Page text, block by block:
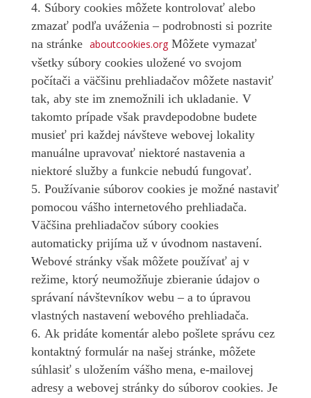
Súbory cookies môžete kontrolovať alebo
zmazať podľa uváženia – podrobnosti si pozrite
na stránke aboutcookies.orgMôžete vymazať
všetky súbory cookies uložené vo svojom
počítači a väčšinu prehliadačov môžete nastaviť
tak, aby ste im znemožnili ich ukladanie. V
takomto prípade však pravdepodobne budete
musieť pri každej návšteve webovej lokality
manuálne upravovať niektoré nastavenia a
niektoré služby a funkcie nebudú fungovať.
Používanie súborov cookies je možné nastaviť
pomocou vášho internetového prehliadača.
Väčšina prehliadačov súbory cookies
automaticky prijíma už v úvodnom nastavení.
Webové stránky však môžete používať aj v
režime, ktorý neumožňuje zbieranie údajov o
správaní návštevníkov webu – a to úpravou
vlastných nastavení webového prehliadača.
Ak pridáte komentár alebo pošlete správu cez
kontaktný formulár na našej stránke, môžete
súhlasiť s uložením vášho mena, e-mailovej
adresy a webovej stránky do súborov cookies. Je